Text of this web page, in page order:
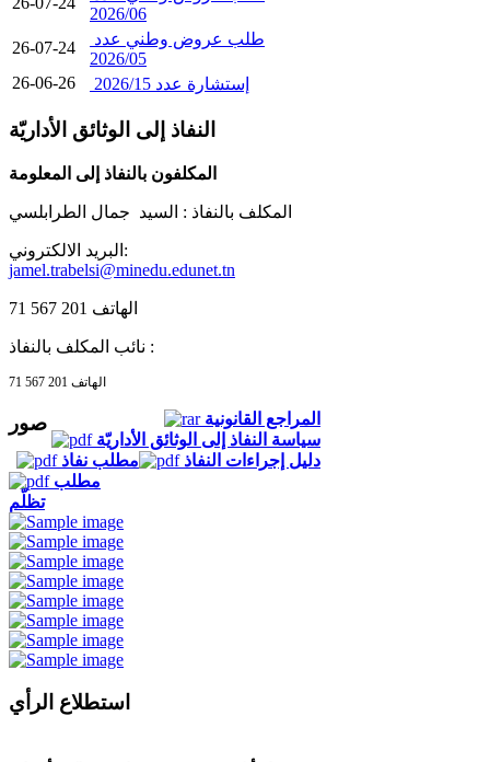
2026/06
26-07-24
2026/05
26-06-26
إستشارة عدد 2026/15
النفاذ إلى الوثائق الأداريّة
المكلفون بالنفاذ إلى المعلومة
المكلف بالنفاذ : السيد جمال الطرابلسي
البريد الالكتروني:
jamel.trabelsi@minedu.edunet.tn
نائب المكلف بالنفاذ :
المراجع القانونية
سياسة النفاذ إلى الوثائق الأداريّة
دليل إجراءات النفاذ
مطلب نفاذ
مطلب
تظلّم
صور
استطلاع الرأي